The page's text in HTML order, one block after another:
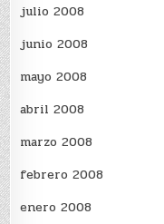
julio 2008
junio 2008
mayo 2008
abril 2008
marzo 2008
febrero 2008
enero 2008